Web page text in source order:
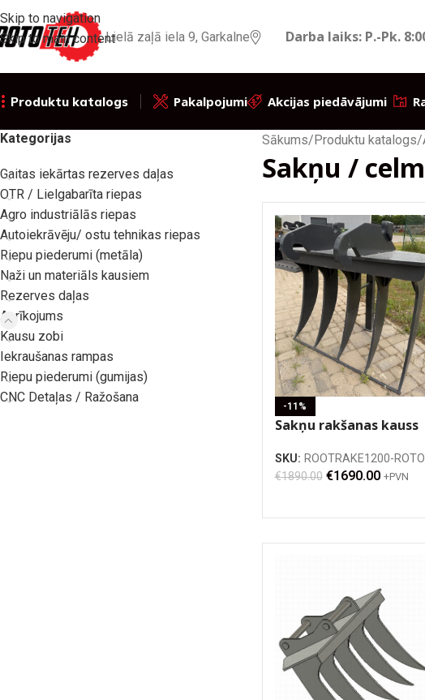
Skip to navigation
Skip to main contentLielā zaļā iela 9, Garkalne Darba laiks: P.-Pk.
Produktu katalogs Pakalpojumi Akcijas piedāvājumi
Kategorijas
Gaitas iekārtas rezerves daļas
OTR / Lielgabarīta riepas
Agro industriālās riepas
Autoiekrāvēju/ ostu tehnikas riepas
Riepu piederumi (metāla)
Naži un materiāls kausiem
Rezerves daļas
Aprīkojums
Kausu zobi
Iekraušanas rampas
Riepu piederumi (gumijas)
CNC Detaļas / Ražošana
Sākums/Produktu katalogs/
Sakņu /
-11%
Sakņu rakšanas kauss
SKU: ROOTRAKE1200-ROTO
€1890.00 €1690.00 +PVN